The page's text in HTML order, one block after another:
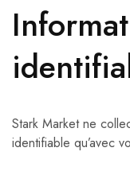
Stark Market ne
identifiable qu’avec